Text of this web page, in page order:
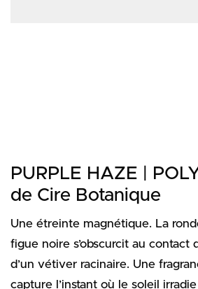
PURPLE HAZE |
de Cire Botanique
Une étreinte magnétique. La
figue noire s’obscurcit au contact
d’un vétiver racinaire. Une
capture l’instant où le soleil